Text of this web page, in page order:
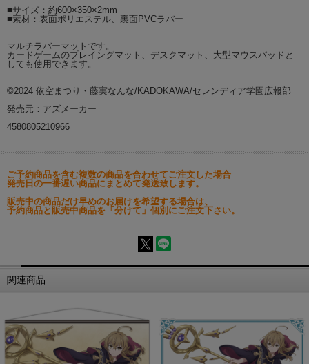
■サイズ：約600×350×2mm
■素材：表面ポリエステル、裏面PVCラバー
マルチラバーマットです。
カードゲームのプレイングマット、デスクマット、大型マウスパッドと
しても使用できます。
©2024 依空まつり・藤実なんな/KADOKAWA/セレンディア学園広報部
発売元：アズメーカー
4580805210966
ご予約商品を含む複数の商品を合わせてご注文した場合
発売日の一番遅い商品にまとめて発送致します。
販売中の商品だけ早めのお届けを希望する場合は、
予約商品と販売中商品を「分けて」個別にご注文下さい。
関連商品